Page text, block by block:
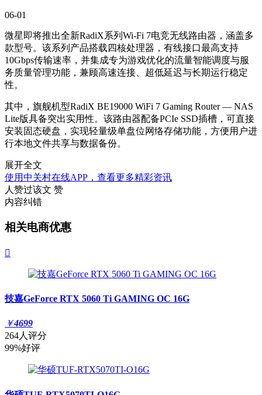
06-01
微星即将推出全新RadiX系列Wi-Fi 7电竞无线路由器，涵盖多
款型号。该系列产品搭载四核处理器，有线接口最高支持
10Gbps传输速率，并集成专为游戏优化的流量智能调度与服
务质量管理功能，兼顾高速连接、超低延迟与长期运行稳定
性。
其中，旗舰机型RadiX BE19000 WiFi 7 Gaming Router — NAS
Lite版具备突出实用性。该路由器配备PCIe SSD插槽，可直接
安装固态硬盘，实现轻量级单盘位网络存储功能，方便用户进
行本地文件共享与数据备份。
展开全文
使用中关村在线APP，查看更多精彩资讯
人赞过该文 赞
内容纠错
相关电商优惠

技嘉GeForce RTX 5060 Ti GAMING OC 16G
￥4699
264人评分
99%好评